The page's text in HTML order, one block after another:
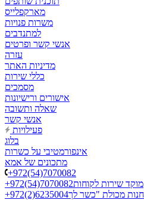
מארקפלייס
משרות פנויות
למתנדבים
אנשי קשר ופרטים
עזרה
מדיניות האתר
כללי שירות
מסמכים
אישורים ורישיונות
שאלה ותשובה
אנשי קשר
פעילויות
בלוג
אינפורמטיבי על כשרות
מתכונים של אמא
+972(54)7070082
+972(54)7070082מוקד שירות לקוחות
+972(2)6235004